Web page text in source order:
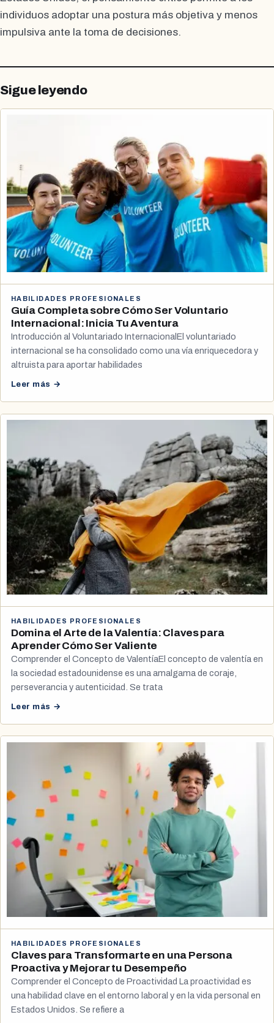
individuos adoptar una postura más objetiva y menos
impulsiva ante la toma de decisiones.
Sigue leyendo
HABILIDADES PROFESIONALES
Guía Completa sobre Cómo Ser Voluntario
Internacional: Inicia Tu Aventura
Introducción al Voluntariado InternacionalEl voluntariado
internacional se ha consolidado como una vía enriquecedora y
altruista para aportar habilidades
Leer más →
HABILIDADES PROFESIONALES
Domina el Arte de la Valentía: Claves para
Aprender Cómo Ser Valiente
Comprender el Concepto de ValentíaEl concepto de valentía en
la sociedad estadounidense es una amalgama de coraje,
perseverancia y autenticidad. Se trata
Leer más →
HABILIDADES PROFESIONALES
Claves para Transformarte en una Persona
Proactiva y Mejorar tu Desempeño
Comprender el Concepto de Proactividad La proactividad es
una habilidad clave en el entorno laboral y en la vida personal en
Estados Unidos. Se refiere a